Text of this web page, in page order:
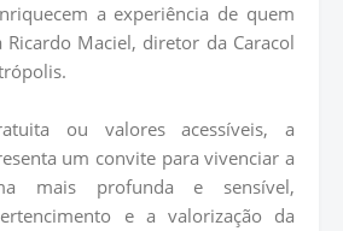
a experiência de quem
Ricardo Maciel, diretor da Caracol
ou valores acessíveis, a
um convite para vivenciar a
mais profunda e sensível,
e a valorização da